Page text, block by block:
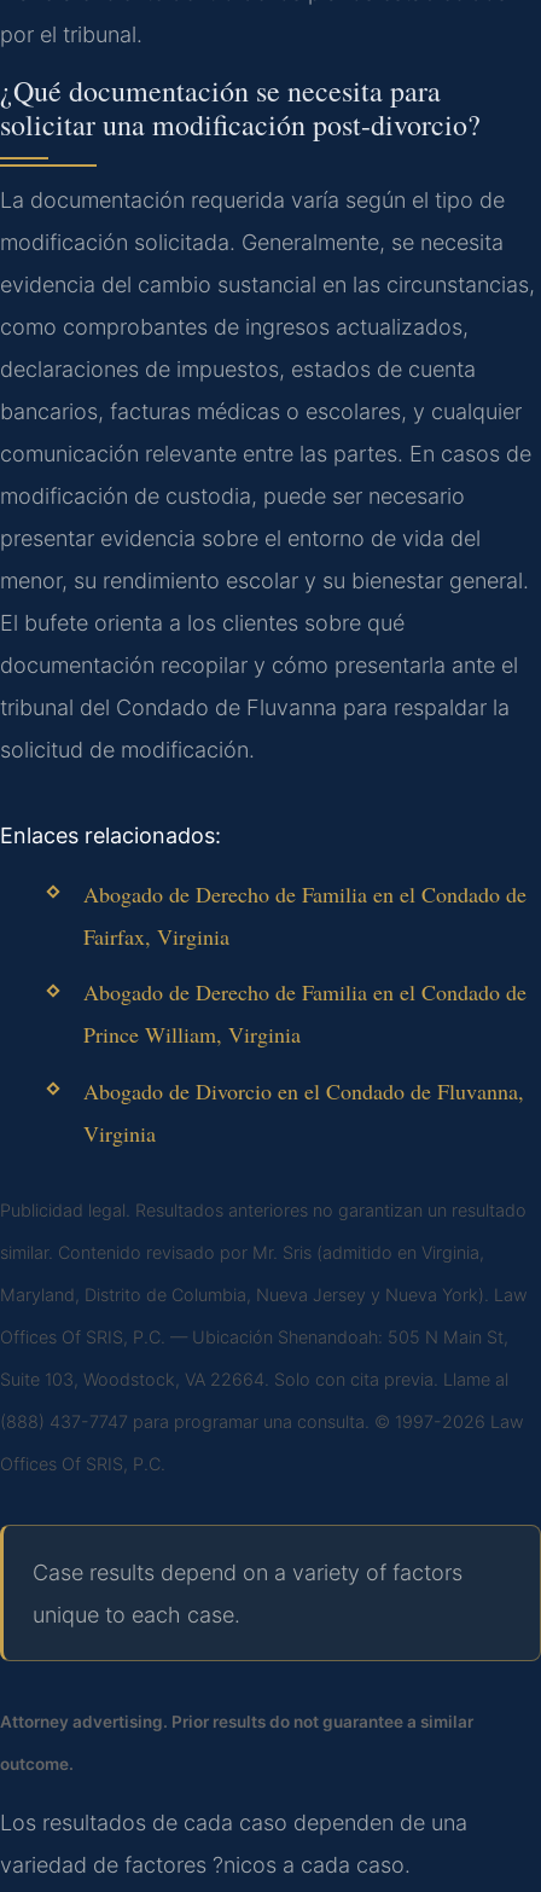
por el tribunal.
¿Qué documentación se necesita para
solicitar una modificación post-divorcio?
La documentación requerida varía según el tipo de
modificación solicitada. Generalmente, se necesita
evidencia del cambio sustancial en las circunstancias,
como comprobantes de ingresos actualizados,
declaraciones de impuestos, estados de cuenta
bancarios, facturas médicas o escolares, y cualquier
comunicación relevante entre las partes. En casos de
modificación de custodia, puede ser necesario
presentar evidencia sobre el entorno de vida del
menor, su rendimiento escolar y su bienestar general.
El bufete orienta a los clientes sobre qué
documentación recopilar y cómo presentarla ante el
tribunal del Condado de Fluvanna para respaldar la
solicitud de modificación.
Enlaces relacionados:
Abogado de Derecho de Familia en el Condado de
Fairfax, Virginia
Abogado de Derecho de Familia en el Condado de
Prince William, Virginia
Abogado de Divorcio en el Condado de Fluvanna,
Virginia
Publicidad legal. Resultados anteriores no garantizan un resultado
similar. Contenido revisado por Mr. Sris (admitido en Virginia,
Maryland, Distrito de Columbia, Nueva Jersey y Nueva York). Law
Offices Of SRIS, P.C. — Ubicación Shenandoah: 505 N Main St,
Suite 103, Woodstock, VA 22664. Solo con cita previa. Llame al
(888) 437-7747 para programar una consulta. © 1997-2026 Law
Offices Of SRIS, P.C.
Case results depend on a variety of factors
unique to each case.
Attorney advertising. Prior results do not guarantee a similar
outcome.
Los resultados de cada caso dependen de una
variedad de factores ?nicos a cada caso.